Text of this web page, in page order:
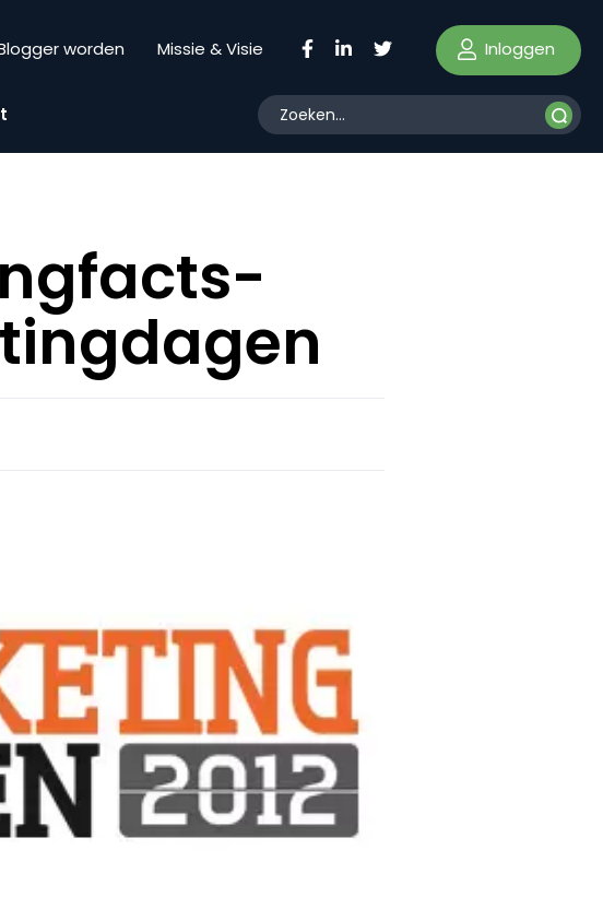
worden Missie & Visie Inloggen